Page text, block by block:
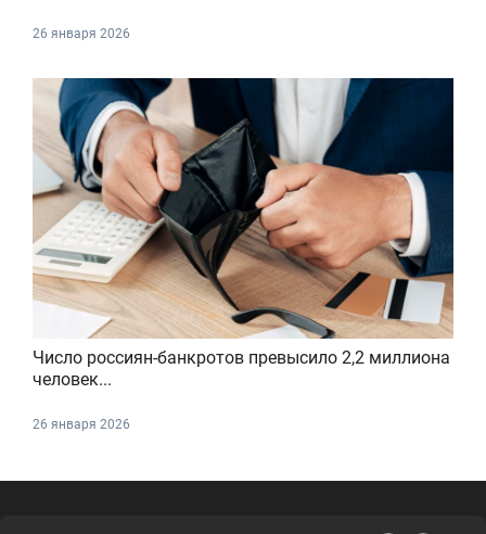
26 января 2026
Число россиян-банкротов превысило 2,2 миллиона
человек...
26 января 2026